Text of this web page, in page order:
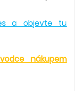
a objevte tu
nákupem